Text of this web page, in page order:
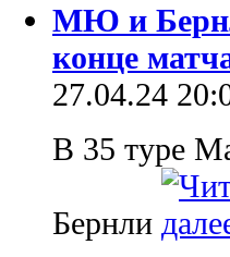
МЮ и
конце
27.04.24
В 35 туре
Бернли